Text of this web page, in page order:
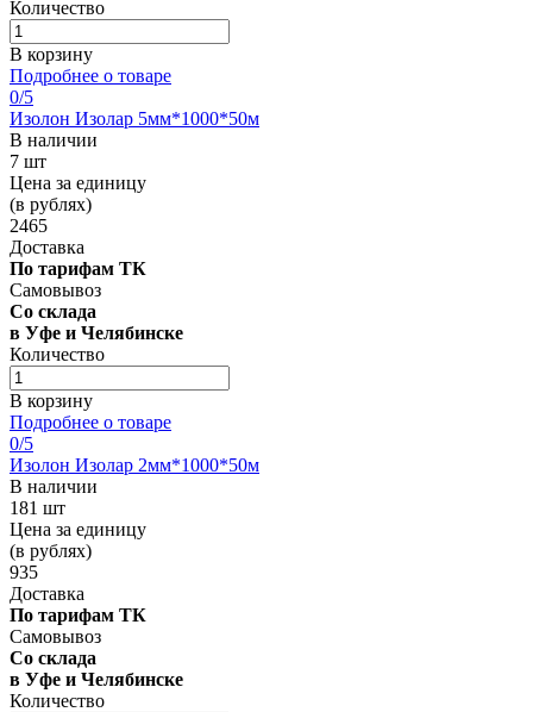
Количество
В корзину
Подробнее о товаре
0/5
Изолон Изолар 5мм*1000*50м
В наличии
7 шт
Цена за единицу
(в рублях)
2465
Доставка
По тарифам ТК
Самовывоз
Со склада
в Уфе и Челябинске
Количество
В корзину
Подробнее о товаре
0/5
Изолон Изолар 2мм*1000*50м
В наличии
181 шт
Цена за единицу
(в рублях)
935
Доставка
По тарифам ТК
Самовывоз
Со склада
в Уфе и Челябинске
Количество